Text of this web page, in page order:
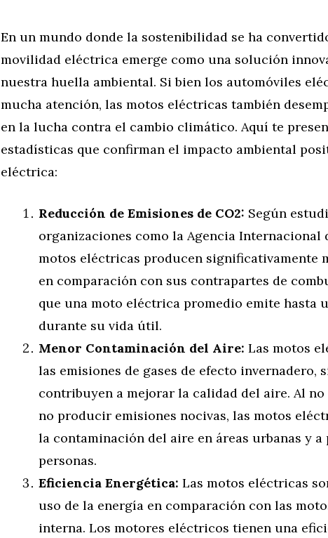
En un mundo donde la sostenibilidad se ha
movilidad eléctrica emerge como una solución
nuestra huella ambiental. Si bien los automóviles
mucha atención, las motos eléctricas también
en la lucha contra el cambio climático. Aquí te
estadísticas que confirman el impacto ambiental
eléctrica:
Reducción de Emisiones de CO2: Según
organizaciones como la Agencia Internacional
motos eléctricas producen significativamente
en comparación con sus contrapartes de
que una moto eléctrica promedio emite hasta
durante su vida útil.
Menor Contaminación del Aire: Las motos
las emisiones de gases de efecto invernadero,
contribuyen a mejorar la calidad del aire. Al
no producir emisiones nocivas, las motos
la contaminación del aire en áreas urbanas y
personas.
Eficiencia Energética: Las motos eléctricas
uso de la energía en comparación con las
interna. Los motores eléctricos tienen una